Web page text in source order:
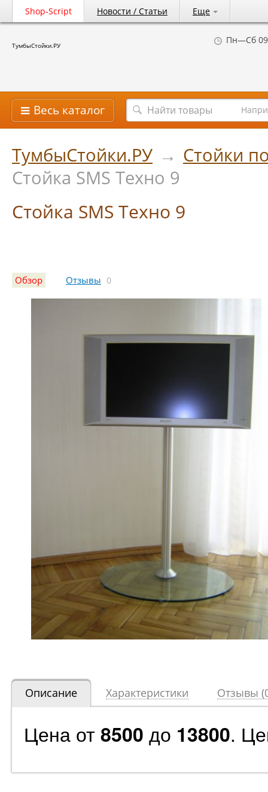
Shop-Script Новости / Статьи Еще
ТумбыСтойки.РУ Пн—Сб
Весь каталог
ТумбыСтойки.РУ → Стойки
Стойка SMS Техно 9
Стойка SMS Техно 9
Обзор Отзывы 0
Описание Характеристики Отзывы
Цена от8500 до 13800.